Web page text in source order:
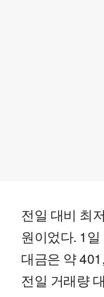
전일 대비 최
원이었다. 1
대금은 약
전일 거래량